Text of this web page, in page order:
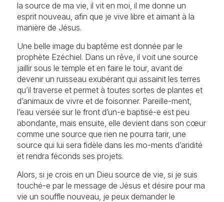
Ste-Marie – Lajoux
Fornet-Dessus, Lajoux, Rebévelier, Fornet-Dessous
Ste-Marie-Madeleine – Les Genevez
Le Prédame, Les Genevez
la source de ma vie, il vit en moi, il me donne un
esprit nouveau, afin que je vive libre et aimant à la
manière de Jésus.
Une belle image du baptême est donnée par le
prophète Ezéchiel. Dans un rêve, il voit une source
jaillir sous le temple et en faire le tour, avant de
devenir un ruisseau exubérant qui assainit les terres
qu’il traverse et permet à toutes sortes de plantes et
d’animaux de vivre et de foisonner. Pareille-ment,
l’eau versée sur le front d’un-e baptisé-e est peu
abondante, mais ensuite, elle devient dans son cœur
comme une source que rien ne pourra tarir, une
source qui lui sera fidèle dans les mo-ments d’aridité
et rendra féconds ses projets.
Alors, si je crois en un Dieu source de vie, si je suis
touché-e par le message de Jésus et désire pour ma
vie un souffle nouveau, je peux demander le